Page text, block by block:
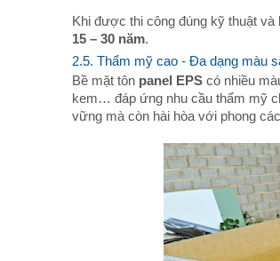
Khi được thi công đúng kỹ thuật và
15 – 30 năm.
2.5. Thẩm mỹ cao - Đa dạng màu
Bề mặt tôn panel EPS có nhiều
kem… đáp ứng nhu cầu thẩm mỹ
vững mà còn hài hòa với phong